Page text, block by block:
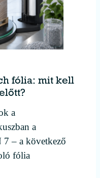
fólia: mit kell
a
a
– a következő
fólia